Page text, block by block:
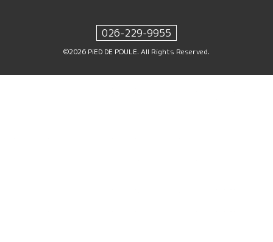
026-229-9955
©2026 PiED DE POULE. All Rights Reserved.